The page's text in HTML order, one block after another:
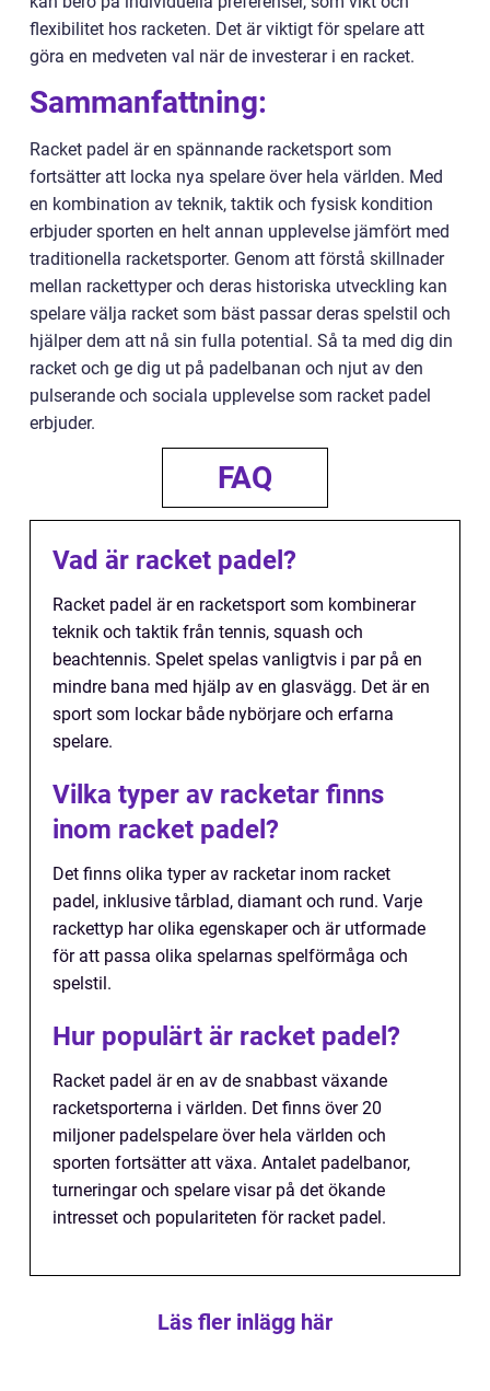
flexibilitet hos racketen. Det är viktigt för spelare att
göra en medveten val när de investerar i en racket.
Sammanfattning:
Racket padel är en spännande racketsport som
fortsätter att locka nya spelare över hela världen. Med
en kombination av teknik, taktik och fysisk kondition
erbjuder sporten en helt annan upplevelse jämfört med
traditionella racketsporter. Genom att förstå skillnader
mellan rackettyper och deras historiska utveckling kan
spelare välja racket som bäst passar deras spelstil och
hjälper dem att nå sin fulla potential. Så ta med dig din
racket och ge dig ut på padelbanan och njut av den
pulserande och sociala upplevelse som racket padel
erbjuder.
FAQ
Vad är racket padel?
Racket padel är en racketsport som kombinerar
teknik och taktik från tennis, squash och
beachtennis. Spelet spelas vanligtvis i par på en
mindre bana med hjälp av en glasvägg. Det är en
sport som lockar både nybörjare och erfarna
spelare.
Vilka typer av racketar finns
inom racket padel?
Det finns olika typer av racketar inom racket
padel, inklusive tårblad, diamant och rund. Varje
rackettyp har olika egenskaper och är utformade
för att passa olika spelarnas spelförmåga och
spelstil.
Hur populärt är racket padel?
Racket padel är en av de snabbast växande
racketsporterna i världen. Det finns över 20
miljoner padelspelare över hela världen och
sporten fortsätter att växa. Antalet padelbanor,
turneringar och spelare visar på det ökande
intresset och populariteten för racket padel.
Läs fler inlägg här